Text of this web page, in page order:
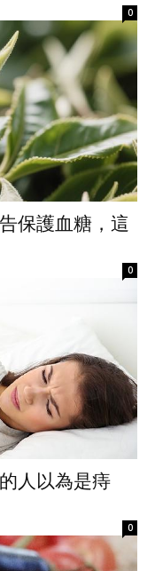
0
保護血糖，這
0
人以為是痔
0